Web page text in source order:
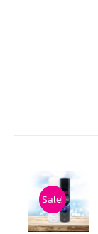
Sale!